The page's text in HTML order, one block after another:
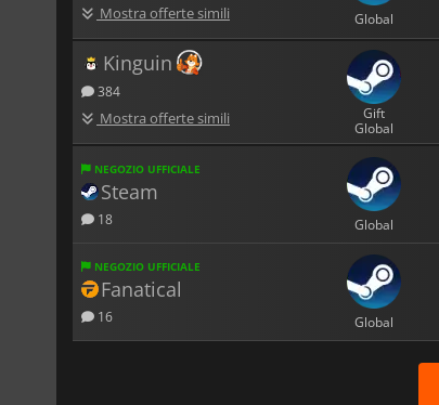
Mostra offerte simili Global
Kinguin
384
Mostra offerte simili
Gift
Global
NEGOZIO UFFICIALE
Steam
18 Global
NEGOZIO UFFICIALE
Fanatical
16 Global